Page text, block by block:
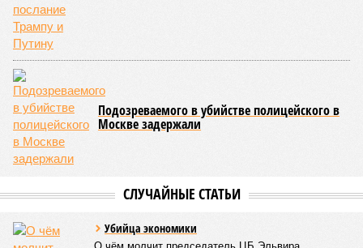
скрытое послание Трампу и Путину
Подозреваемого в убийстве полицейского в
Москве задержали